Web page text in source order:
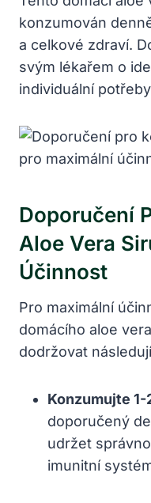
konzumován
a celkové zdraví.
svým lékařem o
individuální
Doporučení
Aloe Vera
Účinnost
Pro maximální
domácího aloe
dodržovat
Konzumujte
doporučený
udržet
imunitní